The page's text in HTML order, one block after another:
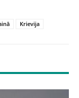
Krievija